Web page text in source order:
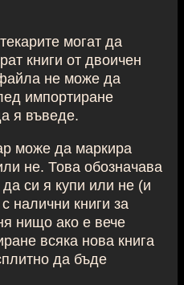
могат да
книги от двоичен
не може да
импортиране
я въведе.
може да маркира
не. Това обозначава
си я купи или не (и
налични книги за
нищо ако е вече
всяка нова книга
да бъде